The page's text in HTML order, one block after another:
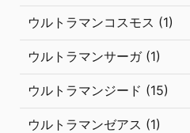
ウルトラマンコスモス (1)
ウルトラマンサーガ (1)
ウルトラマンジード (15)
ウルトラマンゼアス (1)